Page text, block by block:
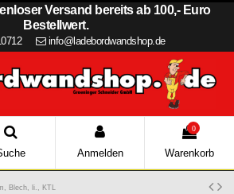
Versand bereits ab 100,- Euro
Bestellwert.
info@ladebordwandshop.de
Anmelden
0
Warenkorb
Blech, li., KTL